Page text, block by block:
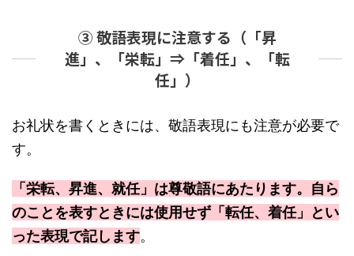
③ 敬語表現に注意する（「昇
進」、「栄転」⇒「着任」、「転
任」）
お礼状を書くときには、敬語表現にも注意が必要で
す。
「栄転、昇進、就任」は尊敬語にあたります。自ら
のことを表すときには使用せず「転任、着任」とい
った表現で記します。